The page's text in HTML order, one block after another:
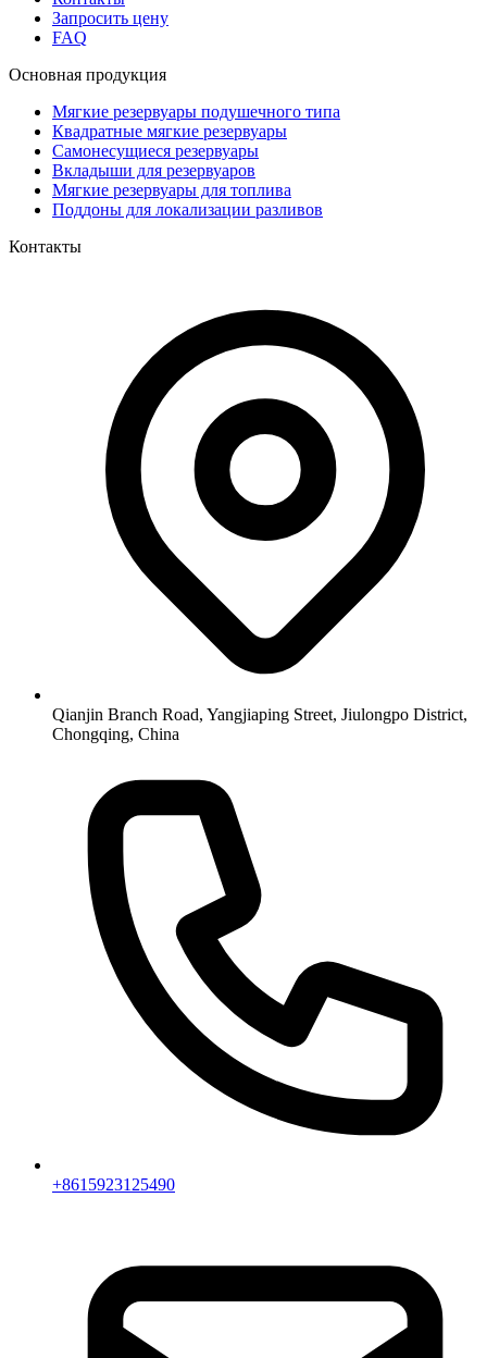
Запросить цену
FAQ
Основная продукция
Мягкие резервуары подушечного типа
Квадратные мягкие резервуары
Самонесущиеся резервуары
Вкладыши для резервуаров
Мягкие резервуары для топлива
Поддоны для локализации разливов
Контакты
Qianjin Branch Road, Yangjiaping Street, Jiulongpo District,
Chongqing, China
+8615923125490